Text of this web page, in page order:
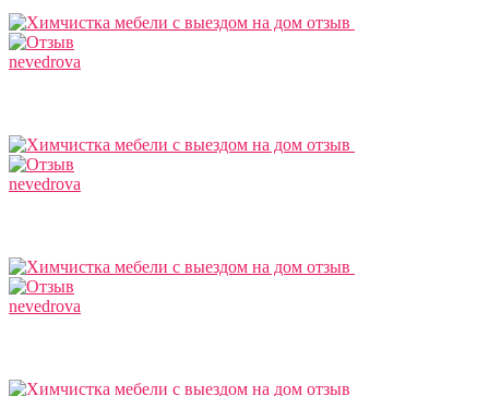
nevedrova
nevedrova
nevedrova